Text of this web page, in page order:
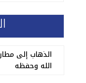
الذهاب إلى مطار
الله وحفظه